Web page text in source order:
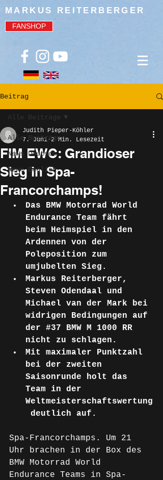
MARKUS REITERBERGER
FANSHOP
Beitrag
Alle Beiträge
News Deutsch
News English
Alle Beiträge
FIM EWC: Grandioser
Sieg in Spa-
Francorchamps!
Judith Pieper-Köhler
7. Juni 2 Min. Lesezeit
Das BMW Motorrad World
Endurance Team fährt
beim Heimspiel in den
Ardennen von der
Poleposition zum
umjubelten Sieg.
Markus Reiterberger,
Steven Odendaal und
Michael van der Mark bei
widrigen Bedingungen auf
der #37 BMW M 1000 RR
nicht zu schlagen.
Mit maximaler Punktzahl
bei der zweiten
Saisonrunde holt das
Team in der
Weltmeisterschaftswertung
deutlich auf.
Spa-Francorchamps. Um 21
Uhr brachen in der Box des
BMW Motorrad World
Endurance Teams in Spa-